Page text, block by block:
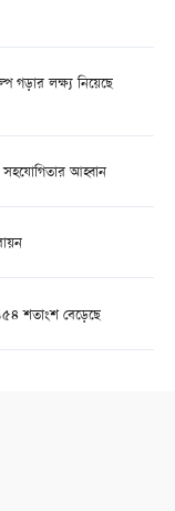
লক্ষ্য নিয়েছে
সহযোগিতার আহ্বান
শতাংশ বেড়েছে